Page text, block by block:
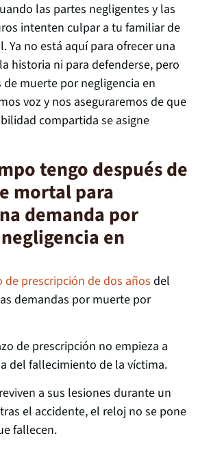
las partes negligentes y las
intenten culpar a tu familiar de
Ya no está aquí para ofrecer una
historia ni para defenderse, pero
muerte por negligencia en
voz y nos aseguraremos de que
compartida se asigne
tengo después de
mortal para
demanda por
en
de prescripción de dos años del
demandas por muerte por
de prescripción no empieza a
del fallecimiento de la víctima.
a sus lesiones durante un
el accidente, el reloj no se pone
fallecen.